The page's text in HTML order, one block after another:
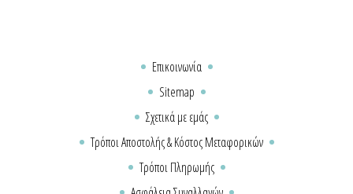
Επικοινωνία
Sitemap
Σχετικά με εμάς
Τρόποι Αποστολής & Κόστος Μεταφορικών
Τρόποι Πληρωμής